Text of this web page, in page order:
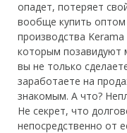
опадет, потеряет
вообще купить оптом
производства
которым позавидуют
вы не только
заработаете на
знакомым. А что?
Не секрет, что
непосредственно от